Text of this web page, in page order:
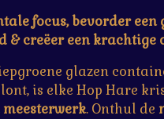
focus, bevorder een
& creëer een krachtige
glazen
is elke Hop Hare
. Onthul de